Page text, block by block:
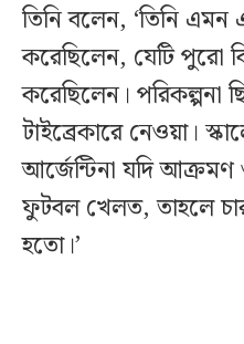
তিনি বলেন, ‘তিনি এমন
করেছিলেন, যেটি পুরো
করেছিলেন। পরিকল্পনা
টাইব্রেকারে নেওয়া।
আর্জেন্টিনা যদি
ফুটবল খেলত, তাহলে
হতো।’